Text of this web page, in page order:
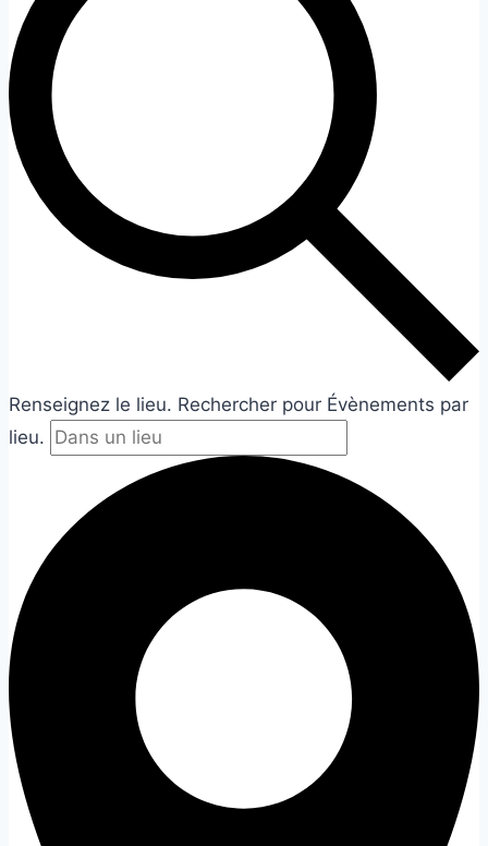
Renseignez le lieu. Rechercher pour Évènements par
lieu.